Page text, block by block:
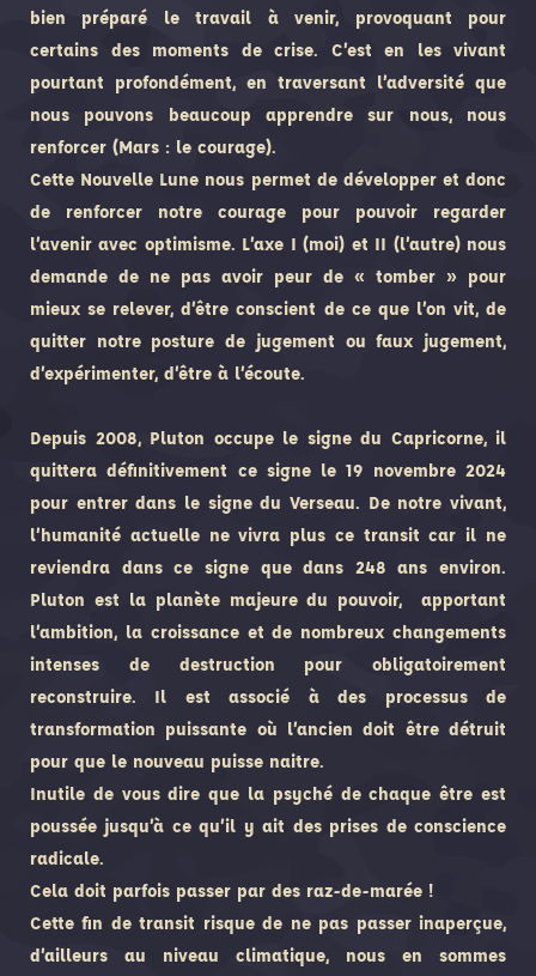
bien préparé le travail à venir, provoquant pour
certains des moments de crise. C’est en les vivant
pourtant profondément, en traversant l’adversité que
nous pouvons beaucoup apprendre sur nous, nous
renforcer (Mars : le courage).
Cette Nouvelle Lune nous permet de développer et donc
de renforcer notre courage pour pouvoir regarder
l’avenir avec optimisme. L’axe I (moi) et II (l’autre) nous
demande de ne pas avoir peur de « tomber » pour
mieux se relever, d’être conscient de ce que l’on vit, de
quitter notre posture de jugement ou faux jugement,
d’expérimenter, d’être à l’écoute.
Depuis 2008, Pluton occupe le signe du Capricorne, il
quittera définitivement ce signe le 19 novembre 2024
pour entrer dans le signe du Verseau. De notre vivant,
l’humanité actuelle ne vivra plus ce transit car il ne
reviendra dans ce signe que dans 248 ans environ.
Pluton est la planète majeure du pouvoir, apportant
l’ambition, la croissance et de nombreux changements
intenses de destruction pour obligatoirement
reconstruire. Il est associé à des processus de
transformation puissante où l’ancien doit être détruit
pour que le nouveau puisse naitre.
Inutile de vous dire que la psyché de chaque être est
poussée jusqu’à ce qu’il y ait des prises de conscience
radicale.
Cela doit parfois passer par des raz-de-marée !
Cette fin de transit risque de ne pas passer inaperçue,
d’ailleurs au niveau climatique, nous en sommes